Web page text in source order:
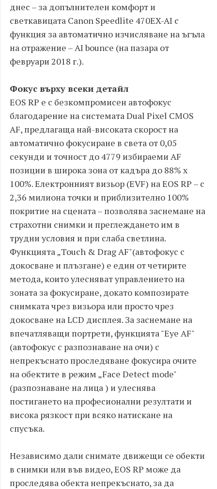
днес – за допълнителен комфорт и
светкавицата Canon Speedlite 470EX-AI с
функция за автоматично изчисляване на ъгъла
на отражение – AI bounce (на пазара от
февруари 2018 г.).
Фокус върху всеки детайл
EOS RP е с безкомпромисен автофокус
благодарение на системата Dual Pixel CMOS
AF, предлагаща най-високата скорост на
автоматично фокусиране в света от 0,05
секунди и точност до 4779 избираеми AF
позиции в широка зона от кадъра до 88% х
100%. Електронният визьор (EVF) на EOS RP – с
2,36 милиона точки и приблизително 100%
покритие на сцената – позволява заснемане на
страхотни снимки и преглеждането им в
трудни условия и при слаба светлина.
Функцията „Touch & Drag AF"(автофокус с
докосване и плъзгане) е един от четирите
метода, които улесняват управлението на
зоната за фокусиране, докато композирате
снимката чрез визьора или просто чрез
докосване на LCD дисплея. За заснемане на
впечатляващи портрети, функцията "Eye AF"
(автофокус с разпознаване на очи) с
непрекъснато проследяване фокусира очите
на обектите в режим „Face Detect mode"
(разпознаване на лица ) и улеснява
постигането на професионални резултати и
висока рязкост при всяко натискане на
спусъка.
Независимо дали снимате движещи се обекти
в снимки или във видео, EOS RP може да
проследява обекта непрекъснато, за да